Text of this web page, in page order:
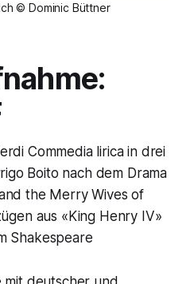
© Dominic Büttner
Commedia lirica in drei
Boito nach dem Drama
the Merry Wives of
aus «King Henry IV»
Shakespeare